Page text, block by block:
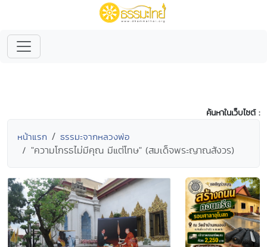
ค้นหาในเว็บไซต์ :
หน้าแรก ธรรมะจากหลวงพ่อ
"ความโกรธไม่มีคุณ มีแต่โทษ" (สมเด็จพระญาณสังวร)